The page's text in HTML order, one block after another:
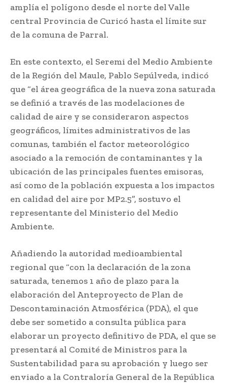
amplía el polígono desde el norte del Valle
central Provincia de Curicó hasta el límite sur
de la comuna de Parral.
En este contexto, el Seremi del Medio Ambiente
de la Región del Maule, Pablo Sepúlveda, indicó
que “el área geográfica de la nueva zona saturada
se definió a través de las modelaciones de
calidad de aire y se consideraron aspectos
geográficos, límites administrativos de las
comunas, también el factor meteorológico
asociado a la remoción de contaminantes y la
ubicación de las principales fuentes emisoras,
así como de la población expuesta a los impactos
en calidad del aire por MP2.5”, sostuvo el
representante del Ministerio del Medio
Ambiente.
Añadiendo la autoridad medioambiental
regional que “con la declaración de la zona
saturada, tenemos 1 año de plazo para la
elaboración del Anteproyecto de Plan de
Descontaminación Atmosférica (PDA), el que
debe ser sometido a consulta pública para
elaborar un proyecto definitivo de PDA, el que se
presentará al Comité de Ministros para la
Sustentabilidad para su aprobación y luego ser
enviado a la Contraloría General de la República